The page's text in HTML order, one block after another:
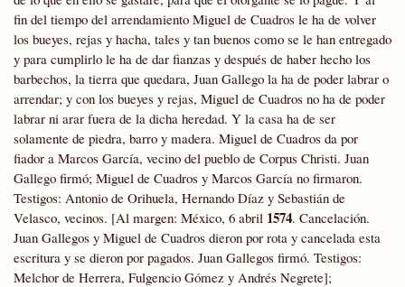
fin del tiempo del arrendamiento Miguel de Cuadros le ha de volver
los bueyes, rejas y hacha, tales y tan buenos como se le han entregado
y para cumplirlo le ha de dar fianzas y después de haber hecho los
barbechos, la tierra que quedara, Juan Gallego la ha de poder labrar o
arrendar; y con los bueyes y rejas, Miguel de Cuadros no ha de poder
labrar ni arar fuera de la dicha heredad. Y la casa ha de ser
solamente de piedra, barro y madera. Miguel de Cuadros da por
fiador a Marcos García, vecino del pueblo de Corpus Christi. Juan
Gallego firmó; Miguel de Cuadros y Marcos García no firmaron.
Testigos: Antonio de Orihuela, Hernando Díaz y Sebastián de
Velasco, vecinos. [Al margen: México, 6 abril 1574. Cancelación.
Juan Gallegos y Miguel de Cuadros dieron por rota y cancelada esta
escritura y se dieron por pagados. Juan Gallegos firmó. Testigos:
Melchor de Herrera, Fulgencio Gómez y Andrés Negrete];